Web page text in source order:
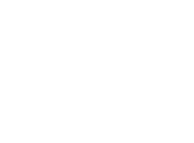
项目
愿者行列
级研修班在总局行政学院顺利开班
震受伤女干部
准备工作
司广告
管